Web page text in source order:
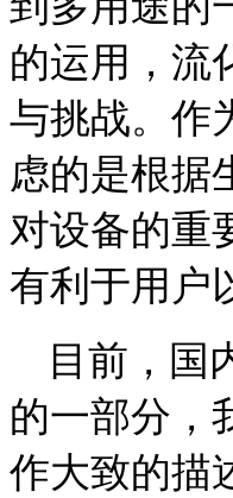
的运用，流
与挑战。作
虑的是根据
对设备的重
有利于用户
目前，国
的一部分，
作大致的描